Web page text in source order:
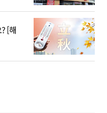
[해